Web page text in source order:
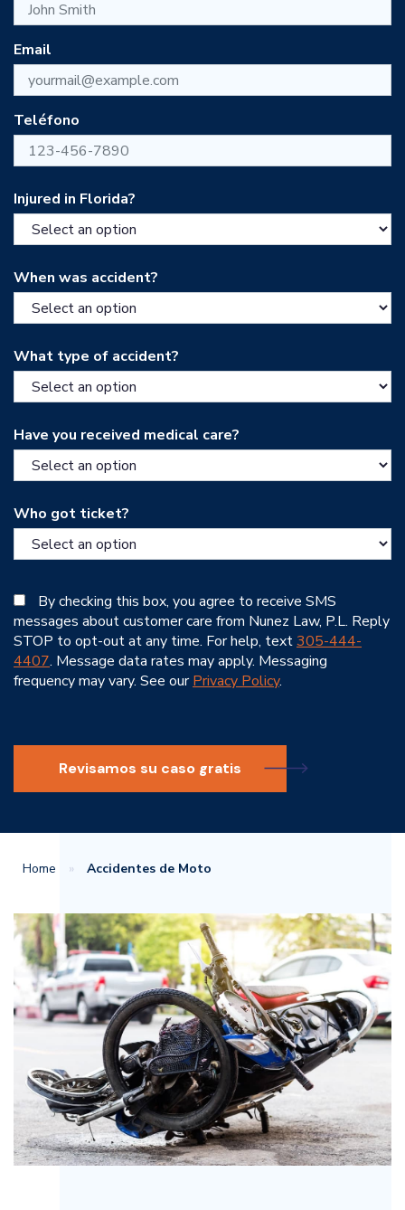
Email
Teléfono
Injured in Florida?
When was accident?
What type of accident?
Have you received medical care?
Who got ticket?
By checking this box, you agree to receive SMS
messages about customer care from Nunez Law, P.L. Reply
STOP to opt-out at any time. For help, text305-444-
4407. Message data rates may apply. Messaging
frequency may vary. See ourPrivacy Policy.
Revisamos su caso gratis
Home » Accidentes de Moto